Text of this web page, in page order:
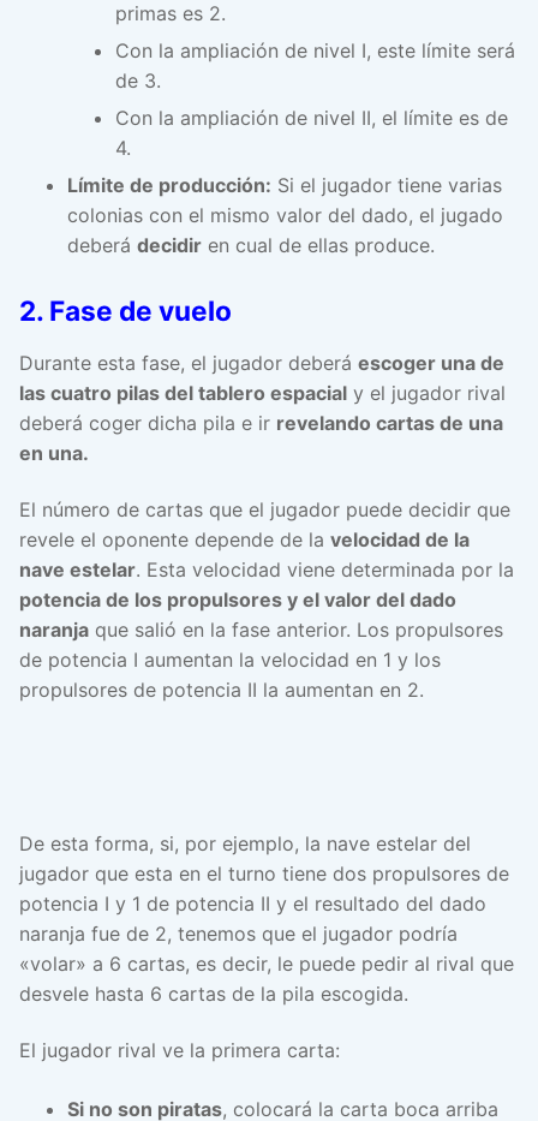
primas es 2.
Con la ampliación de nivel I, este límite será
de 3.
Con la ampliación de nivel II, el límite es de
4.
Límite de producción: Si el jugador tiene varias
colonias con el mismo valor del dado, el jugado
deberá decidir en cual de ellas produce.
2. Fase de vuelo
Durante esta fase, el jugador deberá escoger una de
las cuatro pilas del tablero espacial y el jugador rival
deberá coger dicha pila e ir revelando cartas de una
en una.
El número de cartas que el jugador puede decidir que
revele el oponente depende de la velocidad de la
nave estelar. Esta velocidad viene determinada por la
potencia de los propulsores y el valor del dado
naranja que salió en la fase anterior. Los propulsores
de potencia I aumentan la velocidad en 1 y los
propulsores de potencia II la aumentan en 2.
De esta forma, si, por ejemplo, la nave estelar del
jugador que esta en el turno tiene dos propulsores de
potencia I y 1 de potencia II y el resultado del dado
naranja fue de 2, tenemos que el jugador podría
«volar» a 6 cartas, es decir, le puede pedir al rival que
desvele hasta 6 cartas de la pila escogida.
El jugador rival ve la primera carta:
Si no son piratas, colocará la carta boca arriba